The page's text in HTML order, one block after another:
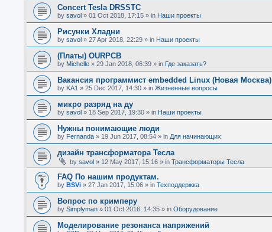
Concert Tesla DRSSTC
by savol » 01 Oct 2018, 17:15 » in Наши проекты
Рисунки Хладни
by savol » 27 Apr 2018, 22:29 » in Наши проекты
(Платы) OURPCB
by Michelle » 29 Jan 2018, 06:39 » in Где заказать?
Вакансия программист embedded Linux (Новая Москва)
by KA1 » 25 Dec 2017, 14:30 » in Жизненные вопросы
микро разряд на ду
by savol » 18 Sep 2017, 19:30 » in Наши проекты
Нужны понимающие люди
by Fernanda » 19 Jun 2017, 08:54 » in Для начинающих
дизайн трансформатора Тесла
by savol » 12 May 2017, 15:16 » in Трансформаторы Тесла
FAQ По нашим продуктам.
by BSVi » 27 Jan 2017, 15:06 » in Техподдержка
Вопрос по кримперу
by Simplyman » 01 Oct 2016, 14:35 » in Оборудование
Моделирование резонанса напряжений